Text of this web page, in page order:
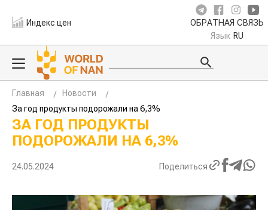
Индекс цен ОБРАТНАЯ СВЯЗЬ
Язык RU
Главная
Новости
За год продукты подорожали на 6,3%
ЗА ГОД ПРОДУКТЫ
ПОДОРОЖАЛИ НА 6,3%
24.05.2024 Поделиться